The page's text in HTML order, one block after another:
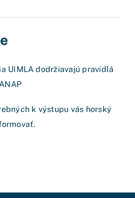
UIMLA dodržiavajú pravidlá
k výstupu vás horský